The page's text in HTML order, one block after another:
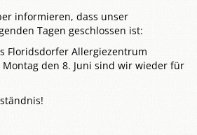
informieren, dass unser
Tagen geschlossen ist:
Floridsdorfer Allergiezentrum
Montag den 8. Juni sind wir wieder für